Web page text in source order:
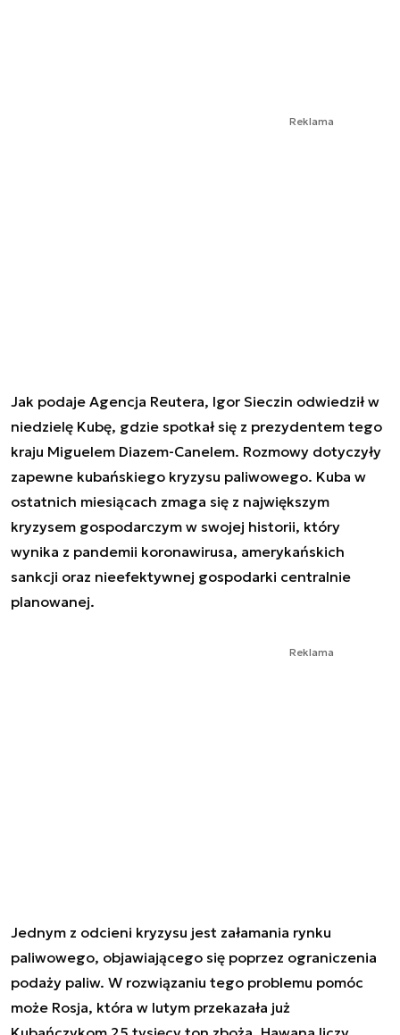
Reklama
Jak podaje Agencja Reutera, Igor Sieczin odwiedził w
niedzielę Kubę, gdzie spotkał się z prezydentem tego
kraju Miguelem Diazem-Canelem. Rozmowy dotyczyły
zapewne kubańskiego kryzysu paliwowego. Kuba w
ostatnich miesiącach zmaga się z największym
kryzysem gospodarczym w swojej historii, który
wynika z pandemii koronawirusa, amerykańskich
sankcji oraz nieefektywnej gospodarki centralnie
planowanej.
Reklama
Jednym z odcieni kryzysu jest załamania rynku
paliwowego, objawiającego się poprzez ograniczenia
podaży paliw. W rozwiązaniu tego problemu pomóc
może Rosja, która w lutym przekazała już